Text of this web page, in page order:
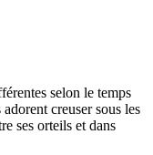
selon le temps
creuser sous les
ses orteils et dans